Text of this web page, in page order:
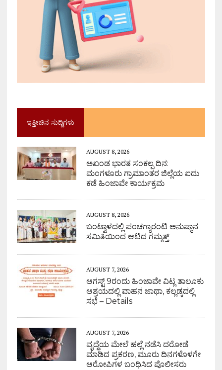
ಇತ್ತೀಚಿನ ಸುದ್ದಿಗಳು
AUGUST 8, 2026
ಅಖಂಡ ಭಾರತ ಸಂಕಲ್ಪ ದಿನ:
ಮಂಗಳೂರು ಗ್ರಾಮಾಂತರ ಜಿಲ್ಲೆಯ ಐದು
ಕಡೆ ಹಿಂಜಾವೇ ಕಾರ್ಯಕ್ರಮ
AUGUST 8, 2026
ಬಂಟ್ವಾಳದಲ್ಲಿ ಪಂಚಗ್ಯಾರಂಟಿ ಅನುಷ್ಠಾನ
ಸಮಿತಿಯಿಂದ ಆಟಿದ ಗಮ್ಮತ್ತ್
AUGUST 7, 2026
ಆಗಸ್ಟ್ 9ರಂದು ಹಿಂಜಾವೇ ವಿಟ್ಲ ತಾಲೂಕು
ಆಶ್ರಯದಲ್ಲಿ ವಾಹನ ಜಾಥಾ, ಕಲ್ಲಡ್ಕದಲ್ಲಿ
ಸಭೆ – Details
AUGUST 7, 2026
ವೃದ್ಧೆಯ ಮೇಲೆ ಹಲ್ಲೆ ನಡೆಸಿ ದರೋಡೆ
ಮಾಡಿದ ಪ್ರಕರಣ, ಮೂರು ದಿನಗಳೊಳಗೇ
ಆರೋಪಿಗಳ ಬಂಧಿಸಿದ ಪೊಲೀಸರು